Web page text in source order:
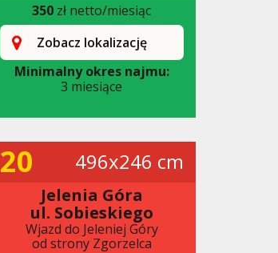
350 zł netto/miesiąc
Zobacz lokalizację
Minimalny okres najmu:
3 miesiące
20 496x246 cm
Jelenia Góra
ul. Sobieskiego
Wjazd do Jeleniej Góry
od strony Zgorzelca